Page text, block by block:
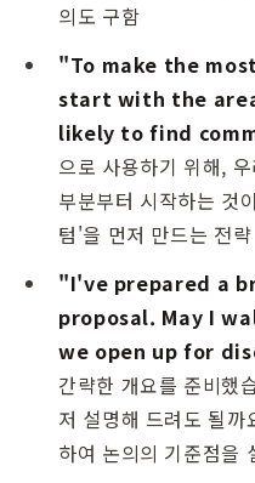
의도 구함
"To make the
start with the
likely to find
으로 사용하기 위해,
부분부터 시작하는 것
텀'을 먼저 만드는 전략
"I've prepared a
proposal. May I
we open up for
간략한 개요를 준비했
저 설명해 드려도 될
하여 논의의 기준점을